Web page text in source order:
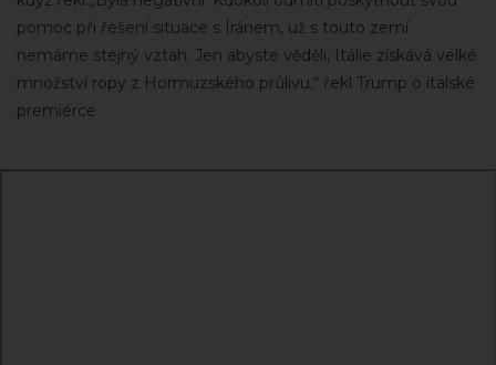
pomoc při řešení situace s Íránem, už s touto zemí
nemáme stejný vztah. Jen abyste věděli, Itálie získává velké
množství ropy z Hormuzského průlivu,“ řekl Trump o italské
premiérce